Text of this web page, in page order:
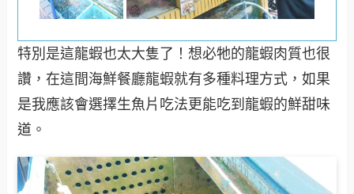
特別是這龍蝦也太大隻了！想必牠的龍蝦肉質也很
讚，在這間海鮮餐廳龍蝦就有多種料理方式，如果
是我應該會選擇生魚片吃法更能吃到龍蝦的鮮甜味
道。